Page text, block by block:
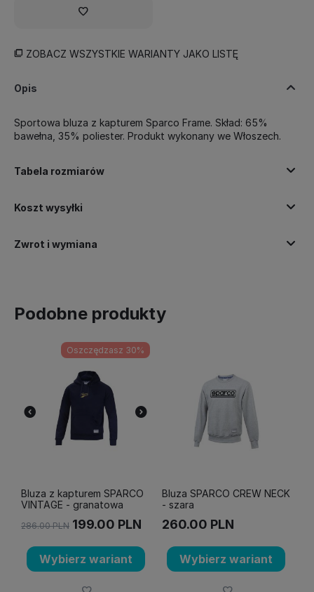
ZOBACZ WSZYSTKIE WARIANTY JAKO LISTĘ
Opis
Sportowa bluza z kapturem Sparco Frame. Skład: 65%
bawełna, 35% poliester. Produkt wykonany we Włoszech.
Tabela rozmiarów
Koszt wysyłki
Zwrot i wymiana
Podobne produkty
Oszczędzasz 30%
Bluza z kapturem SPARCO
VINTAGE - granatowa
286.00 PLN 199.00 PLN
Wybierz wariant
Bluza SPARCO CREW NECK
- szara
260.00 PLN
Wybierz wariant